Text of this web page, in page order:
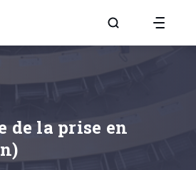
Aller à la page
de la prise en